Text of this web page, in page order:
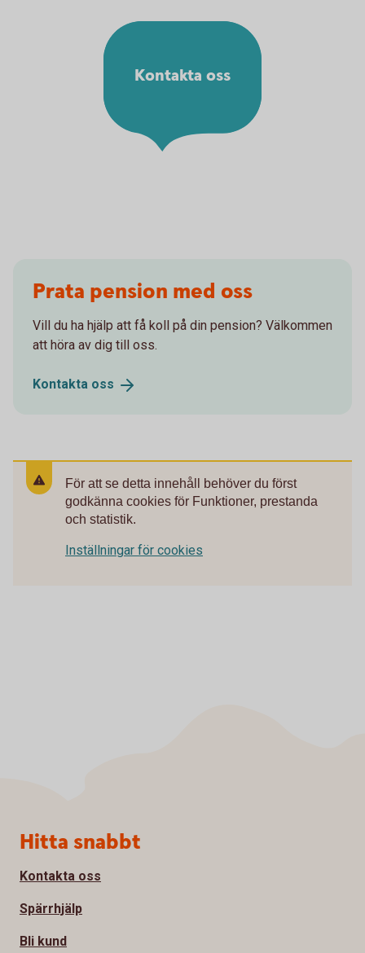
Kontakta oss
Prata pension med oss
Vill du ha hjälp att få koll på din pension? Välkommen
att höra av dig till oss.
Kontakta oss
För att se detta innehåll behöver du först
godkänna cookies för Funktioner, prestanda
och statistik.
Inställningar för cookies
Sidfot
Hitta snabbt
Kontakta oss
Spärrhjälp
Bli kund